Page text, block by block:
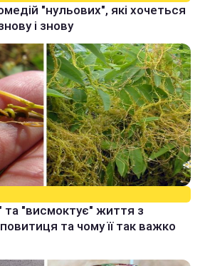
"нульових", які хочеться
і знову
та "висмоктує" життя з
та чому її так важко